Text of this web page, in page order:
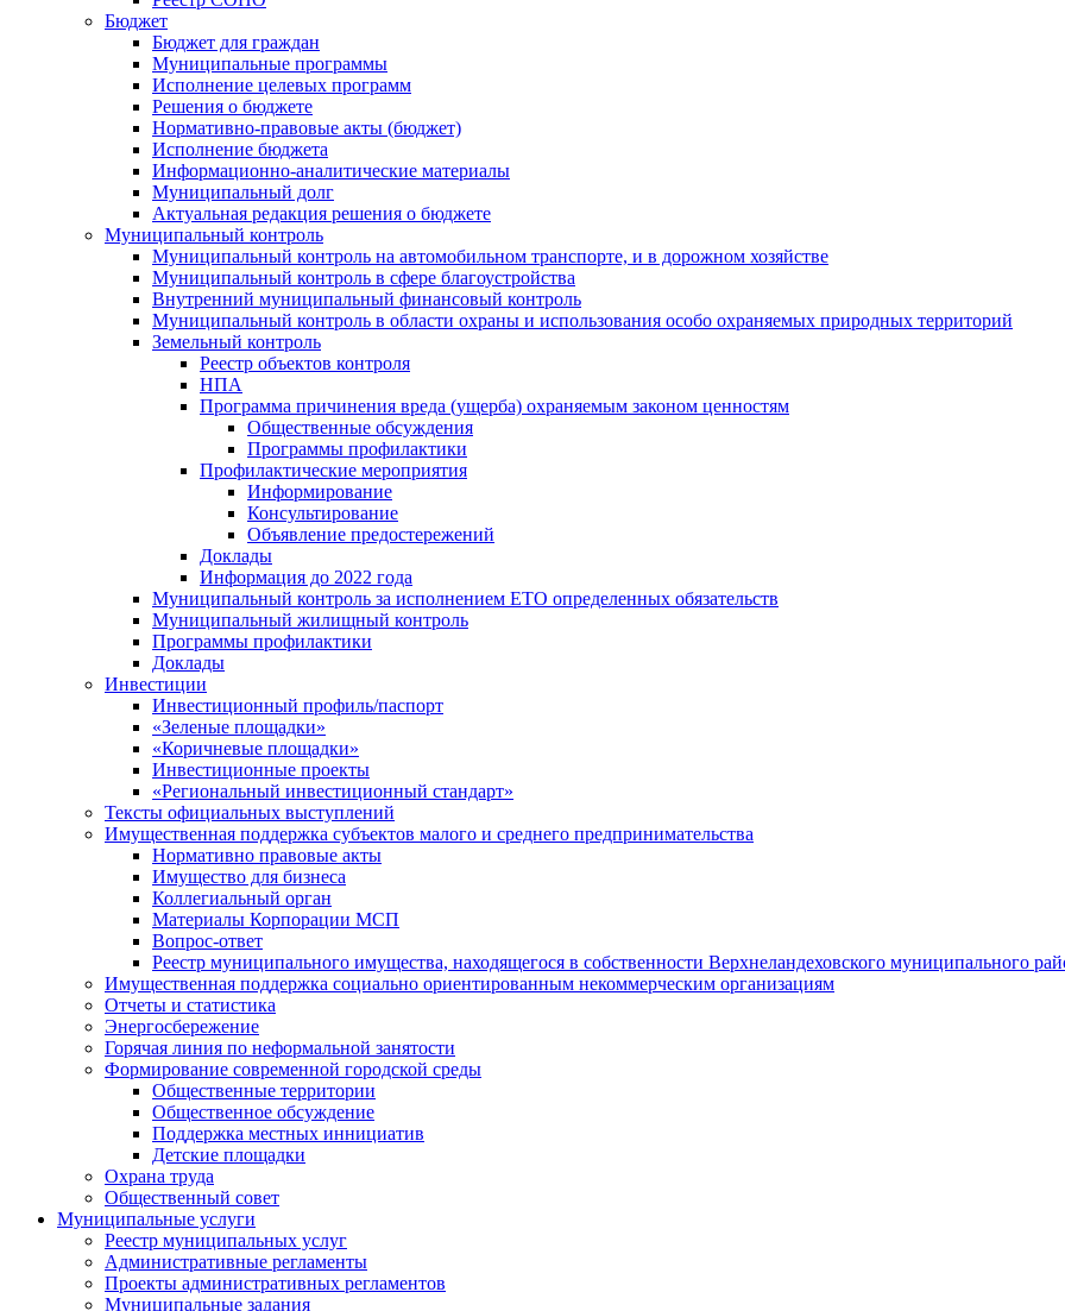
Бюджет
Бюджет для граждан
Муниципальные программы
Исполнение целевых программ
Решения о бюджете
Нормативно-правовые акты (бюджет)
Исполнение бюджета
Информационно-аналитические материалы
Муниципальный долг
Актуальная редакция решения о бюджете
Муниципальный контроль
Муниципальный контроль на автомобильном транспорте, и в дорожном хозяйстве
Муниципальный контроль в сфере благоустройства
Внутренний муниципальный финансовый контроль
Муниципальный контроль в области охраны и использования особо охраняемых природных территорий
Земельный контроль
Реестр объектов контроля
НПА
Программа причинения вреда (ущерба) охраняемым законом ценностям
Общественные обсуждения
Программы профилактики
Профилактические мероприятия
Информирование
Консультирование
Объявление предостережений
Доклады
Информация до 2022 года
Муниципальный контроль за исполнением ЕТО определенных обязательств
Муниципальный жилищный контроль
Программы профилактики
Доклады
Инвестиции
Инвестиционный профиль/паспорт
«Зеленые площадки»
«Коричневые площадки»
Инвестиционные проекты
«Региональный инвестиционный стандарт»
Тексты официальных выступлений
Имущественная поддержка субъектов малого и среднего предпринимательства
Нормативно правовые акты
Имущество для бизнеса
Коллегиальный орган
Материалы Корпорации МСП
Вопрос-ответ
Реестр муниципального имущества, находящегося в собственности Верхнеландеховского муниципального
Имущественная поддержка социально ориентированным некоммерческим организациям
Отчеты и статистика
Энергосбережение
Горячая линия по неформальной занятости
Формирование современной городской среды
Общественные территории
Общественное обсуждение
Поддержка местных иннициатив
Детские площадки
Охрана труда
Общественный совет
Муниципальные услуги
Реестр муниципальных услуг
Административные регламенты
Проекты административных регламентов
Муниципальные задания